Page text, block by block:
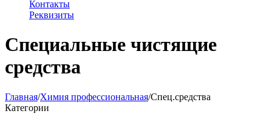
Контакты
Реквизиты
Специальные чистящие
средства
Главная/Химия профессиональная/Спец.средства
Категории